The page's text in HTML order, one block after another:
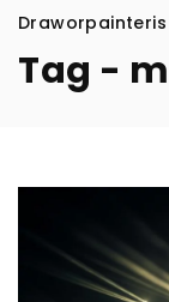
Draworpainteris
Tag -